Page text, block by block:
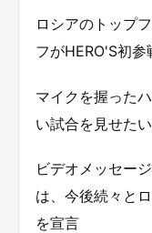
ロシアのトップ
フがHERO'S初参
マイクを握った
い試合を見せた
ビデオメッセー
は、今後続々と
を宣言